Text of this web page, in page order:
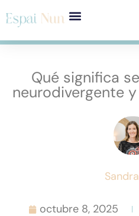
Qué significa
neurodivergente
octubre 8, 2025